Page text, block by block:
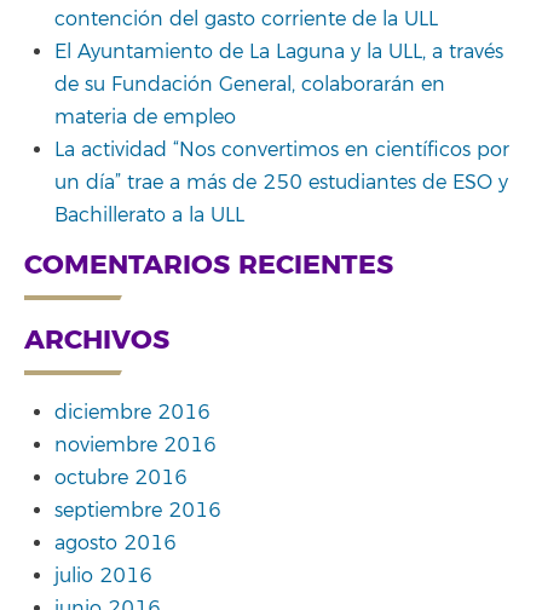
contención del gasto corriente de la ULL
El Ayuntamiento de La Laguna y la ULL, a través
de su Fundación General, colaborarán en
materia de empleo
La actividad “Nos convertimos en científicos por
un día” trae a más de 250 estudiantes de ESO y
Bachillerato a la ULL
COMENTARIOS RECIENTES
ARCHIVOS
diciembre 2016
noviembre 2016
octubre 2016
septiembre 2016
agosto 2016
julio 2016